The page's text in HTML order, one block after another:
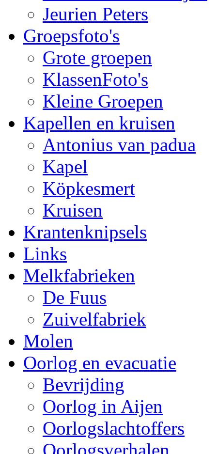
Jeurien Peters
Groepsfoto's
Grote groepen
KlassenFoto's
Kleine Groepen
Kapellen en kruisen
Antonius van padua
Kapel
Köpkesmert
Kruisen
Krantenknipsels
Links
Melkfabrieken
De Fuus
Zuivelfabriek
Molen
Oorlog en evacuatie
Bevrijding
Oorlog in Aijen
Oorlogslachtoffers
Oorlogsverhalen